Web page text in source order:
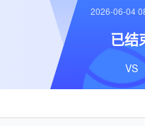
2026-06-04
已结
VS